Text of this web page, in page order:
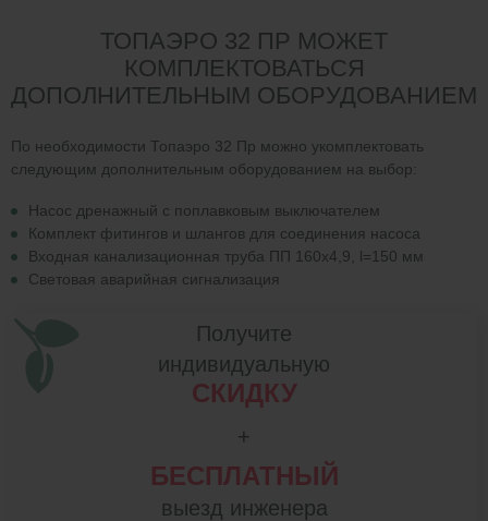
ТОПАЭРО 32 ПР МОЖЕТ
КОМПЛЕКТОВАТЬСЯ
ДОПОЛНИТЕЛЬНЫМ ОБОРУДОВАНИЕМ
По необходимости Топаэро 32 Пр можно укомплектовать
следующим дополнительным оборудованием на выбор:
Насос дренажный с поплавковым выключателем
Комплект фитингов и шлангов для соединения насоса
Входная канализационная труба ПП 160х4,9, l=150 мм
Световая аварийная сигнализация
Получите
индивидуальную
СКИДКУ
+
БЕСПЛАТНЫЙ
выезд инженера